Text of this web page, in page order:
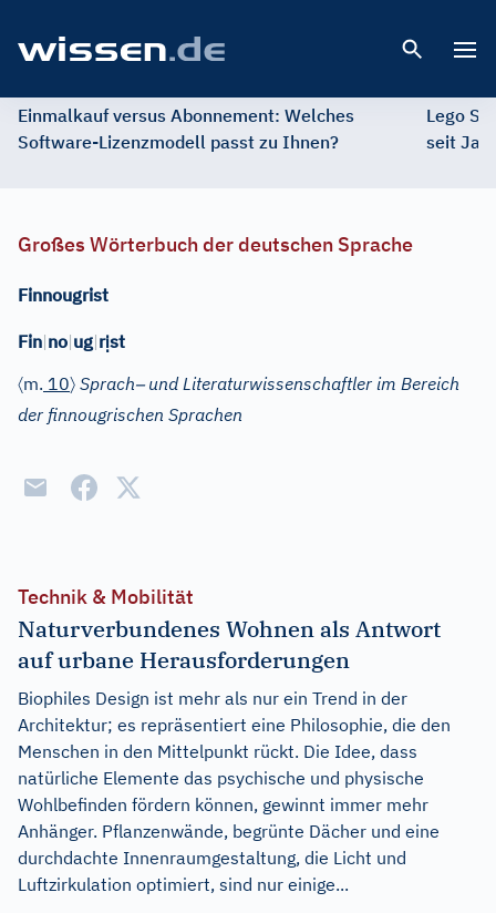
Einmalkauf versus Abonnement: Welches
Software-Lizenzmodell passt zu Ihnen?
Lego
seit
Großes Wörterbuch der deutschen Sprache
Finnougrist
Fin|no|ug|rịst
〈m. 10〉 Sprach–und Literaturwissenschaftler im Bereich
der finnougrischen Sprachen
Technik & Mobilität
Naturverbundenes Wohnen als Antwort
auf urbane Herausforderungen
Biophiles Design ist mehr als nur ein Trend in der
Architektur; es repräsentiert eine Philosophie, die den
Menschen in den Mittelpunkt rückt. Die Idee, dass
natürliche Elemente das psychische und physische
Wohlbefinden fördern können, gewinnt immer mehr
Anhänger. Pflanzenwände, begrünte Dächer und eine
durchdachte Innenraumgestaltung, die Licht und
Luftzirkulation optimiert, sind nur einige...